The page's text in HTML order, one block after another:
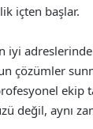
içten başlar.
iyi
ekip
değil, aynı